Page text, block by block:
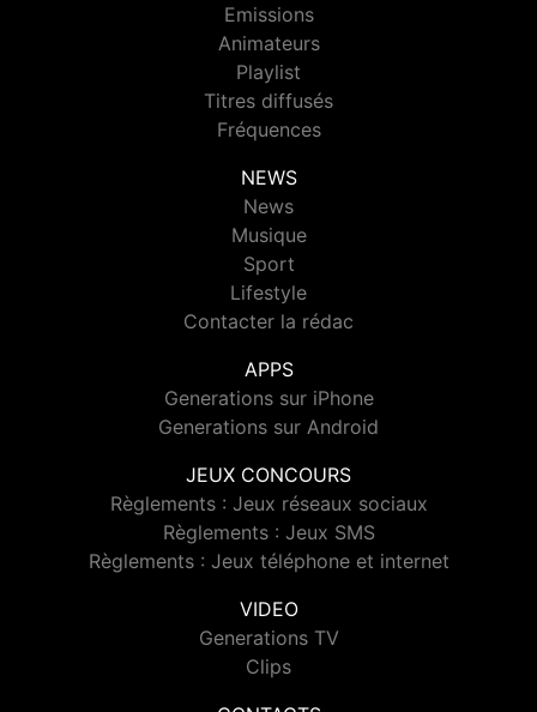
Emissions
Animateurs
Playlist
Titres diffusés
Fréquences
NEWS
News
Musique
Sport
Lifestyle
Contacter la rédac
APPS
Generations sur iPhone
Generations sur Android
JEUX CONCOURS
Règlements : Jeux réseaux sociaux
Règlements : Jeux SMS
Règlements : Jeux téléphone et internet
VIDEO
Generations TV
Clips